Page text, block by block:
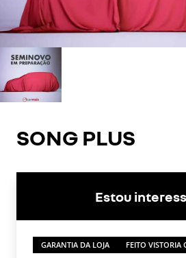
SONG PLUS
Estou
GARANTIA DA LOJA FEITO VISTORIA